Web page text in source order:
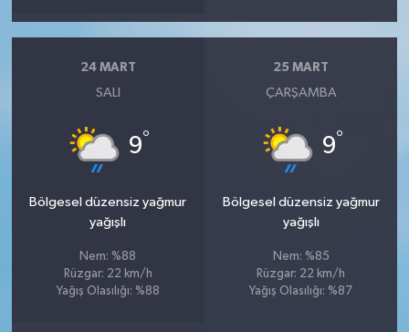
24 MART
SALI
9°
Bölgesel düzensiz yağmur
yağışlı
Nem: %88
Rüzgar: 22 km/h
Yağış Olasılığı: %88
25 MART
ÇARŞAMBA
9°
Bölgesel düzensiz yağmur
yağışlı
Nem: %85
Rüzgar: 22 km/h
Yağış Olasılığı: %87